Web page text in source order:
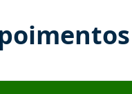
José recomenda o